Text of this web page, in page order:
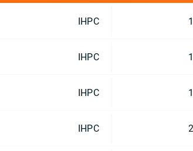
IHPC
IHPC
IHPC
IHPC